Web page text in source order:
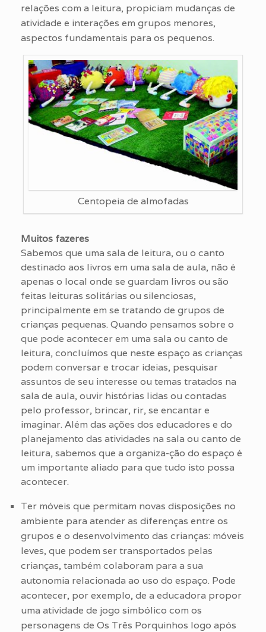
relações com a leitura, propiciam mudanças de
atividade e interações em grupos menores,
aspectos fundamentais para os pequenos.
Centopeia de almofadas
Muitos fazeres
Sabemos que uma sala de leitura, ou o canto
destinado aos livros em uma sala de aula, não é
apenas o local onde se guardam livros ou são
feitas leituras solitárias ou silenciosas,
principalmente em se tratando de grupos de
crianças pequenas. Quando pensamos sobre o
que pode acontecer em uma sala ou canto de
leitura, concluímos que neste espaço as crianças
podem conversar e trocar ideias, pesquisar
assuntos de seu interesse ou temas tratados na
sala de aula, ouvir histórias lidas ou contadas
pelo professor, brincar, rir, se encantar e
imaginar. Além das ações dos educadores e do
planejamento das atividades na sala ou canto de
leitura, sabemos que a organiza-ção do espaço é
um importante aliado para que tudo isto possa
acontecer.
Ter móveis que permitam novas disposições no
ambiente para atender as diferenças entre os
grupos e o desenvolvimento das crianças: móveis
leves, que podem ser transportados pelas
crianças, também colaboram para a sua
autonomia relacionada ao uso do espaço. Pode
acontecer, por exemplo, de a educadora propor
uma atividade de jogo simbólico com os
personagens de Os Três Porquinhos logo após